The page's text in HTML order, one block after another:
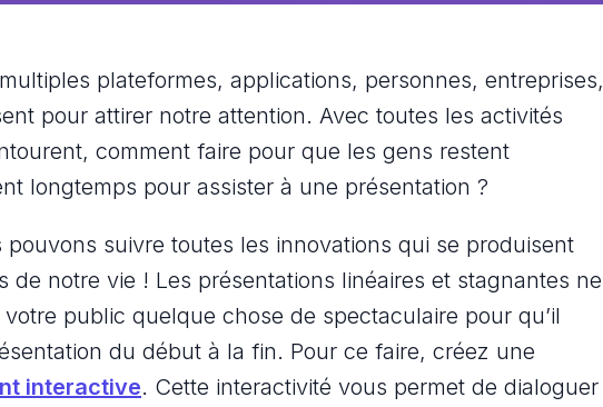
plateformes, applications, personnes, entreprises,
pour attirer notre attention. Avec toutes les activités
comment faire pour que les gens restent
longtemps pour assister à une présentation ?
pouvons suivre toutes les innovations qui se produisent
de notre vie ! Les présentations linéaires et stagnantes ne
public quelque chose de spectaculaire pour qu’il
du début à la fin. Pour ce faire, créez une
interactive. Cette interactivité vous permet de dialoguer